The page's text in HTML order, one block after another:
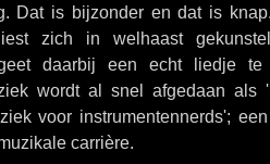
Dat is bijzonder en dat is
zich in welhaast
daarbij een echt liedje te
wordt al snel afgedaan als
voor instrumentennerds';
carrière.